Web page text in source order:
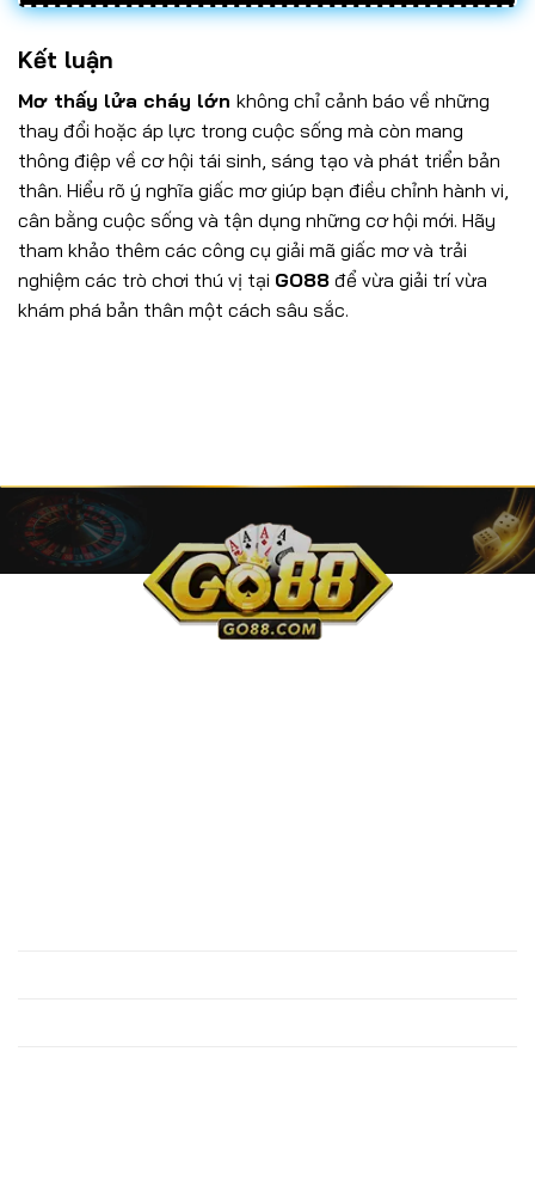
Kết luận
Mơ thấy lửa cháy lớn không chỉ cảnh báo về những
thay đổi hoặc áp lực trong cuộc sống mà còn mang
thông điệp về cơ hội tái sinh, sáng tạo và phát triển bản
thân. Hiểu rõ ý nghĩa giấc mơ giúp bạn điều chỉnh hành vi,
cân bằng cuộc sống và tận dụng những cơ hội mới. Hãy
tham khảo thêm các công cụ giải mã giấc mơ và trải
nghiệm các trò chơi thú vị tại GO88 để vừa giải trí vừa
khám phá bản thân một cách sâu sắc.